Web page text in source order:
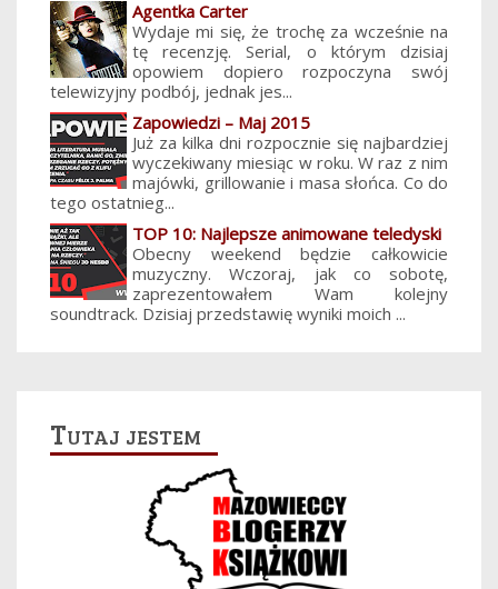
Agentka Carter
Wydaje mi się, że trochę za wcześnie na
tę recenzję. Serial, o którym dzisiaj
opowiem dopiero rozpoczyna swój
telewizyjny podbój, jednak jes...
Zapowiedzi – Maj 2015
Już za kilka dni rozpocznie się najbardziej
wyczekiwany miesiąc w roku. W raz z nim
majówki, grillowanie i masa słońca. Co do
tego ostatnieg...
TOP 10: Najlepsze animowane teledyski
Obecny weekend będzie całkowicie
muzyczny. Wczoraj, jak co sobotę,
zaprezentowałem Wam kolejny
soundtrack. Dzisiaj przedstawię wyniki moich ...
Tutaj jestem